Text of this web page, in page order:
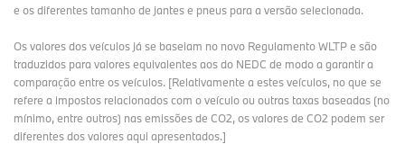
e os diferentes tamanho de jantes e pneus para a versão selecionada.
Os valores dos veículos já se baseiam no novo Regulamento WLTP e são
traduzidos para valores equivalentes aos do NEDC de modo a garantir a
comparação entre os veículos. [Relativamente a estes veículos, no que se
refere a impostos relacionados com o veículo ou outras taxas baseadas (no
mínimo, entre outros) nas emissões de CO2, os valores de CO2 podem ser
diferentes dos valores aqui apresentados.]